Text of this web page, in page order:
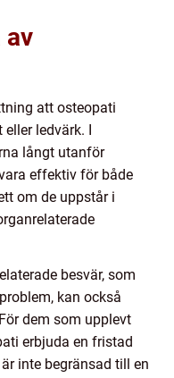
av
att osteopati
ledvärk. I
långt utanför
effektiv för både
om de uppstår i
besvär, som
kan också
dem som upplevt
erbjuda en fristad
inte begränsad till en